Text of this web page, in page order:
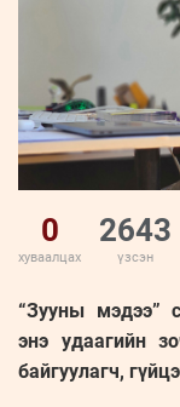
0
хуваалцах
2643
үзсэн
“Зууны мэдээ”
энэ удаагийн
байгуулагч,